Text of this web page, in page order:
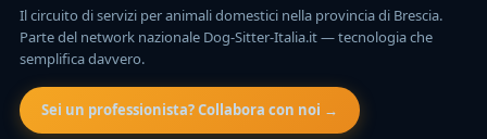
Il circuito di servizi per animali domestici nella provincia di Brescia.
Parte del network nazionale Dog-Sitter-Italia.it — tecnologia che
semplifica davvero.
Sei un professionista? Collabora con noi →